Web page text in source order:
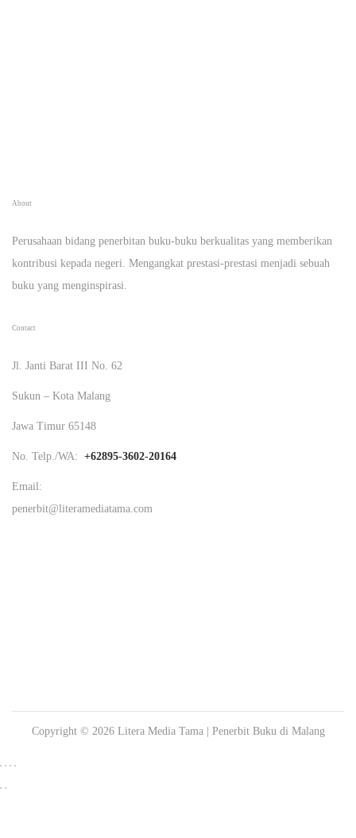
About
Perusahaan bidang penerbitan buku-buku berkualitas yang memberikan
kontribusi kepada negeri. Mengangkat prestasi-prestasi menjadi sebuah
buku yang menginspirasi.
Contact
Jl. Janti Barat III No. 62
Sukun – Kota Malang
Jawa Timur 65148
No. Telp./WA: +62895-3602-20164
Email:
penerbit@literamediatama.com
Copyright © 2026 Litera Media Tama| Penerbit Buku di Malang